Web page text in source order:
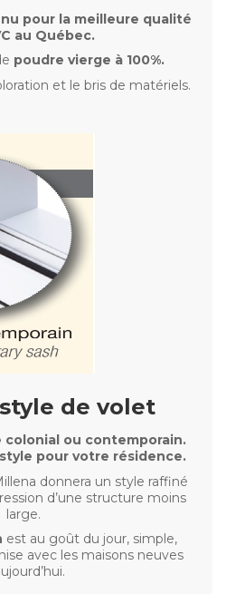
pour la meilleure qualité
au Québec.
poudre vierge à 100%.
et le bris de matériels.
de volet
colonial ou contemporain.
pour votre résidence.
donnera un style raffiné
d’une structure moins
large.
est au goût du jour, simple,
avec les maisons neuves